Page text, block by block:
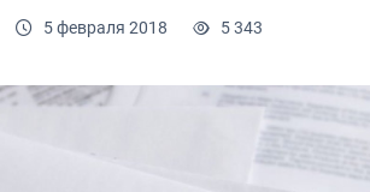
5 февраля 2018 5 343